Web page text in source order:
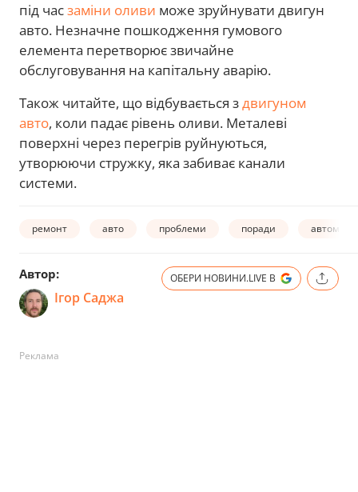
під часзаміни оливи може зруйнувати двигун
авто. Незначне пошкодження гумового
елемента перетворює звичайне
обслуговування на капітальну аварію.
Також читайте, що відбувається здвигуном
авто, коли падає рівень оливи. Металеві
поверхні через перегрів руйнуються,
утворюючи стружку, яка забиває канали
системи.
ремонт авто проблеми поради
Автор:
Ігор Саджа
ОБЕРИ НОВИНИ.LIVE В
Реклама